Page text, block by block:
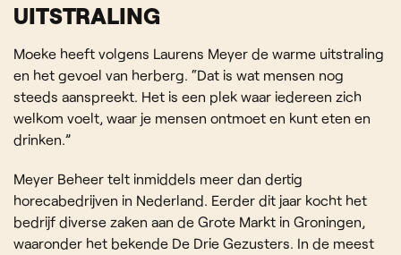
UITSTRALING
Moeke heeft volgens Laurens Meyer de warme uitstraling
en het gevoel van herberg. “Dat is wat mensen nog
steeds aanspreekt. Het is een plek waar iedereen zich
welkom voelt, waar je mensen ontmoet en kunt eten en
drinken.”
Meyer Beheer telt inmiddels meer dan dertig
horecabedrijven in Nederland. Eerder dit jaar kocht het
bedrijf diverse zaken aan de Grote Markt in Groningen,
waaronder het bekende De Drie Gezusters. In de meest